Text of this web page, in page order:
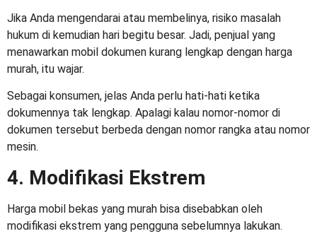
Jika Anda mengendarai atau membelinya, risiko masalah
hukum di kemudian hari begitu besar. Jadi, penjual yang
menawarkan mobil dokumen kurang lengkap dengan harga
murah, itu wajar.
Sebagai konsumen, jelas Anda perlu hati-hati ketika
dokumennya tak lengkap. Apalagi kalau nomor-nomor di
dokumen tersebut berbeda dengan nomor rangka atau nomor
mesin.
4. Modifikasi Ekstrem
Harga mobil bekas yang murah bisa disebabkan oleh
modifikasi ekstrem yang pengguna sebelumnya lakukan.